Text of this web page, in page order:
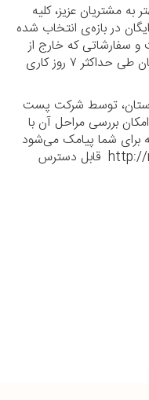
مشتریان عزیز، کلیه
در بازه‌ی انتخاب شده
حداکثر طی ۲۴ ساعت و سفارشاتی که خارج از
شهر تهران می‌باشند با پست رایگان طی حداکثر ۷ روز کاری
توسط شرکت پست
بررسی مراحل آن با
برای شما پیامک می‌شود
در سایت http://newtracking.post.ir قابل دسترس